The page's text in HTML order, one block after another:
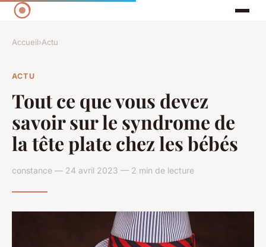
Accueil›Actu
ACTU
Tout ce que vous devez
savoir sur le syndrome de
la tête plate chez les bébés
constance — 24 avril 2023 — 2 min de lecture